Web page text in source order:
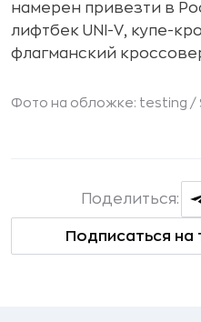
намерен привезти в
лифтбек UNI-V, купе-
флагманский
Фото на обложке: testing /
Подписаться на
Поделиться: